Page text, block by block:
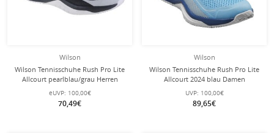
Wilson
Wilson Tennisschuhe Rush Pro Lite
Allcourt pearlblau/grau Herren
eUVP: 100,00€
70,49€
Wilson
Wilson Tennisschuhe Rush Pro Lite
Allcourt 2024 blau Damen
UVP: 100,00€
89,65€